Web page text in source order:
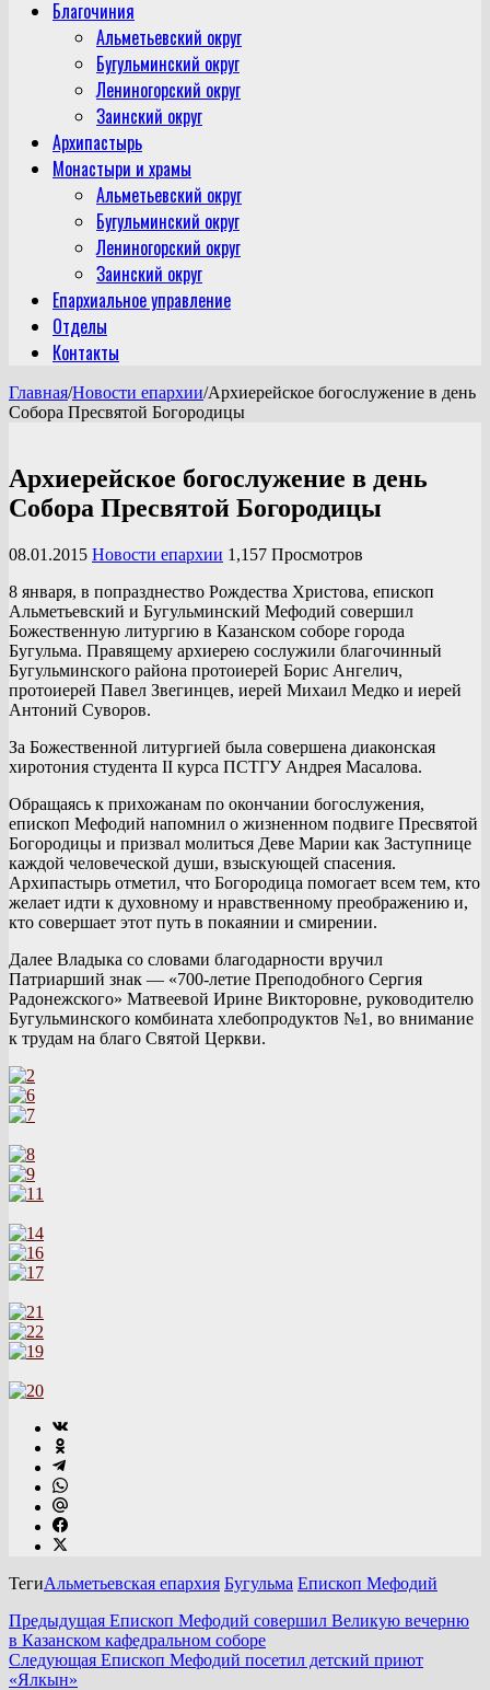
Благочиния
Альметьевский округ
Бугульминский округ
Лениногорский округ
Заинский округ
Архипастырь
Монастыри и храмы
Альметьевский округ
Бугульминский округ
Лениногорский округ
Заинский округ
Епархиальное управление
Отделы
Контакты
Главная/Новости епархии/Архиерейское богослужение в день
Собора Пресвятой Богородицы
Архиерейское богослужение в день
Собора Пресвятой Богородицы
08.01.2015 Новости епархии 1,157 Просмотров
8 января, в попразднество Рождества Христова, епископ
Альметьевский и Бугульминский Мефодий совершил
Божественную литургию в Казанском соборе города
Бугульма. Правящему архиерею сослужили благочинный
Бугульминского района протоиерей Борис Ангелич,
протоиерей Павел Звегинцев, иерей Михаил Медко и иерей
Антоний Суворов.
За Божественной литургией была совершена диаконская
хиротония студента II курса ПСТГУ Андрея Масалова.
Обращаясь к прихожанам по окончании богослужения,
епископ Мефодий напомнил о жизненном подвиге Пресвятой
Богородицы и призвал молиться Деве Марии как Заступнице
каждой человеческой души, взыскующей спасения.
Архипастырь отметил, что Богородица помогает всем тем, кто
желает идти к духовному и нравственному преображению и,
кто совершает этот путь в покаянии и смирении.
Далее Владыка со словами благодарности вручил
Патриарший знак — «700-летие Преподобного Сергия
Радонежского» Матвеевой Ирине Викторовне, руководителю
Бугульминского комбината хлебопродуктов №1, во внимание
к трудам на благо Святой Церкви.
ТегиАльметьевская епархия Бугульма Епископ Мефодий
Предыдущая Епископ Мефодий совершил Великую вечерню
в Казанском кафедральном соборе
Следующая Епископ Мефодий посетил детский приют
«Ялкын»